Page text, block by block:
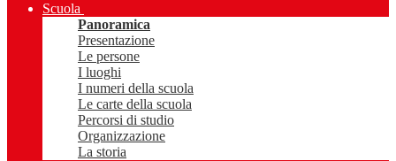
Scuola
Panoramica
Presentazione
Le persone
I luoghi
I numeri della scuola
Le carte della scuola
Percorsi di studio
Organizzazione
La storia